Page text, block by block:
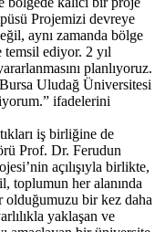
Projemizi devreye
aynı zamanda bölge
ediyor. 2 yıl
planlıyoruz.
Uludağ Üniversitesi
ifadelerini
iş birliğine de
Prof. Dr. Ferudun
açılışıyla birlikte,
toplumun her alanında
olduğumuzu bir kez daha
yaklaşan ve